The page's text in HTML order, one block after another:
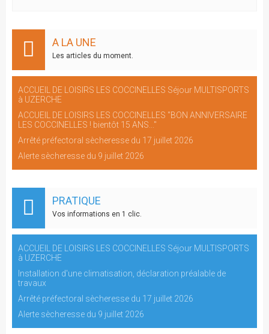
A LA UNE
Les articles du moment.
ACCUEIL DE LOISIRS LES COCCINELLES Séjour MULTISPORTS
à UZERCHE
ACCUEIL DE LOISIRS LES COCCINELLES "BON ANNIVERSAIRE
LES COCCINELLES ! bientôt 15 ANS..."
Arrêté préfectoral sècheresse du 17 juillet 2026
Alerte sècheresse du 9 juillet 2026
PRATIQUE
Vos informations en 1 clic.
ACCUEIL DE LOISIRS LES COCCINELLES Séjour MULTISPORTS
à UZERCHE
Installation d'une climatisation, déclaration préalable de
travaux
Arrêté préfectoral sècheresse du 17 juillet 2026
Alerte sècheresse du 9 juillet 2026